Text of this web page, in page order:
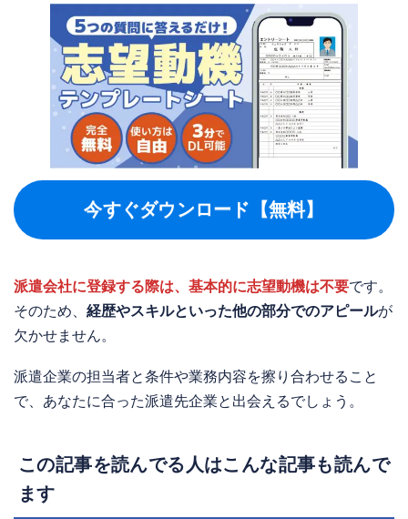
今すぐダウンロード【無料】
派遣会社に登録する際は、基本的に志望動機は不要です。
そのため、 経歴やスキルといった他の部分でのアピールが
欠かせません。
派遣企業の担当者と条件や業務内容を擦り合わせること
で、あなたに合った派遣先企業と出会えるでしょう。
この記事を読んでる人はこんな記事も読んで
ます